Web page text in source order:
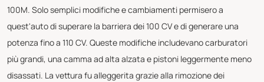
100M. Solo semplici modifiche e cambiamenti permisero a
quest'auto di superare la barriera dei 100 CV e di generare una
potenza fino a 110 CV. Queste modifiche includevano carburatori
più grandi, una camma ad alta alzata e pistoni leggermente meno
disassati. La vettura fu alleggerita grazie alla rimozione dei